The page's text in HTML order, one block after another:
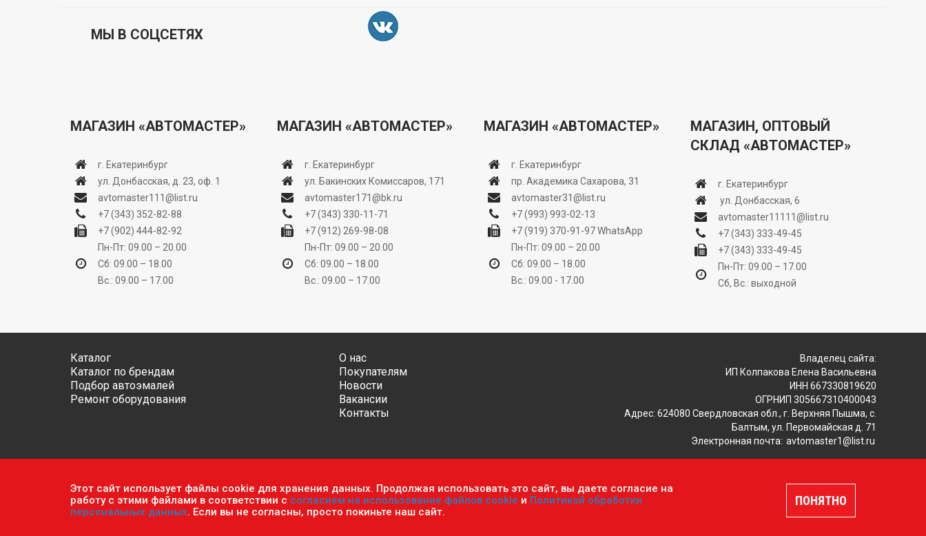
МЫ В СОЦСЕТЯХ
МАГАЗИН «АВТОМАСТЕР»
г. Екатеринбург
ул. Донбасская, д. 23, оф. 1
avtomaster111@list.ru
+7 (343) 352-82-88
+7 (902) 444-82-92
Пн-Пт: 09.00 – 20.00
Сб: 09.00 – 18.00
Вс.: 09.00 – 17.00
МАГАЗИН «АВТОМАСТЕР»
г. Екатеринбург
ул. Бакинских Комиссаров, 171
avtomaster171@bk.ru
+7 (343) 330-11-71
+7 (912) 269-98-08
Пн-Пт: 09.00 – 20.00
Сб: 09.00 – 18.00
Вс.: 09.00 – 17.00
МАГАЗИН «АВТОМАСТЕР»
г. Екатеринбург
пр. Академика Сахарова, 31
avtomaster31@list.ru
+7 (993) 993-02-13
+7 (919) 370-91-97WhatsApp
Пн-Пт: 09.00 – 20.00
Сб: 09.00 – 18.00
Вс.: 09.00 - 17.00
МАГАЗИН, ОПТОВЫЙ
СКЛАД «АВТОМАСТЕР»
г. Екатеринбург
ул. Донбасская, 6
avtomaster11111@list.ru
+7 (343) 333-49-45
+7 (343) 333-49-45
Пн-Пт: 09.00 – 17.00
Сб, Вс.: выходной
Каталог
Каталог по брендам
Подбор автоэмалей
Ремонт оборудования
О нас
Покупателям
Новости
Вакансии
Контакты
Владелец сайта:
ИП Колпакова Елена Васильевна
ИНН 667330819620
ОГРНИП 305667310400043
Адрес: 624080 Свердловская обл., г. Верхняя Пышма, с.
Балтым, ул. Первомайская д. 71
Электронная почта: avtomaster1@list.ru
Обратите внимание, что данный сайт носит исключительно информационный характер и ни при каких условиях не является публичной офертой, определяемой положениями
ч.2 ст. 437 Гражданского кодекса РФ.Политика конфиденциальности персональных данных Пользовательское соглашение
Этот сайт использует файлы cookie для хранения данных. Продолжая использовать это сайт, вы даете согласие на
работу с этими файлами в соответствии с согласием на использование файлов cookie и Политикой обработки
персональных данных. Если вы не согласны, просто покиньте наш сайт.
ПОНЯТНО